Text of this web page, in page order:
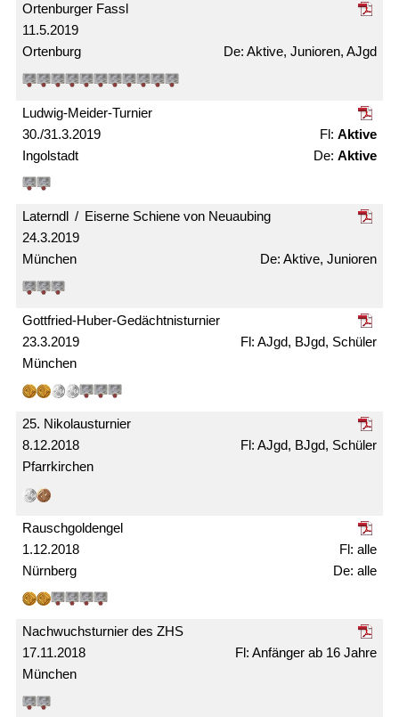
11.5.2019
Ortenburger Fassl
Ortenburg Aktive, Junioren, AJgd
30./31.3.2019
Ludwig-Meider-Turnier
Ingolstadt
Aktive
Aktive
24.3.2019
Laterndl / Eiserne Schiene von Neuaubing
München Aktive, Junioren
23.3.2019
Gottfried-Huber-Gedächtnis­turnier
München
AJgd, BJgd, Schüler
8.12.2018
25. Nikolaus­turnier
Pfarrkirchen
AJgd, BJgd, Schüler
1.12.2018
Rausch­gold­engel
Nürnberg
alle
alle
17.11.2018
Nachwuchs­turnier des ZHS
München
Anfänger ab 16 Jahre